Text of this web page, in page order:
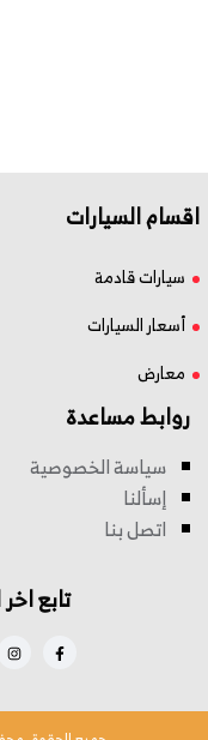
اقسام السيارات
سيارات قادمة
أسعار السيارات
معارض
روابط مساعدة
سياسة الخصوصية
إسألنا
اتصل بنا
تابع